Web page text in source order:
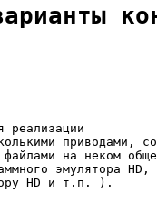
реализации
приводами,
на неком
эмулятора
HD и т.п. ).